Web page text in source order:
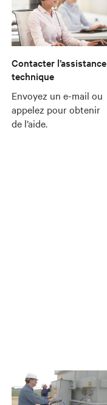
Contacter l’assistance
technique
Envoyez un e-mail ou
appelez pour obtenir
de l’aide.